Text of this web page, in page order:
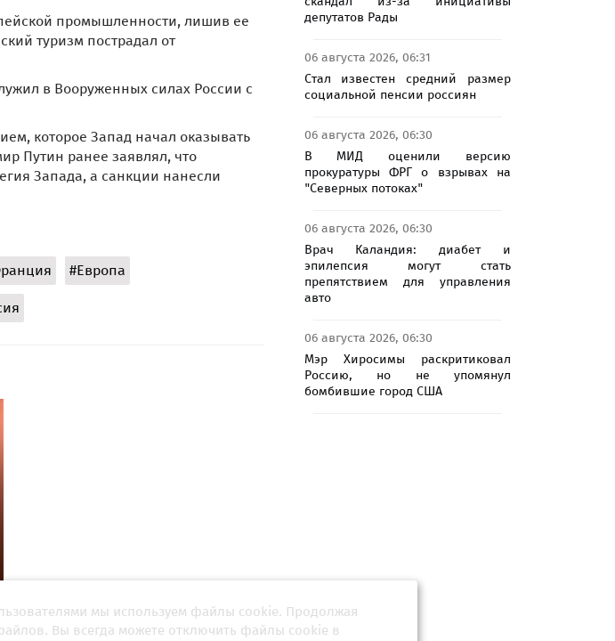
промышленности, лишив ее
туризм пострадал от
в Вооруженных силах России с
которое Запад начал оказывать
Путин ранее заявлял, что
Запада, а санкции нанесли
#Европа
ЕС впервые ввел санкции против
России за удары по Киеву. За
депутатов Рады
06 августа 2026, 06:31
Стал известен средний размер
социальной пенсии россиян
06 августа 2026, 06:30
В МИД оценили версию
прокуратуры ФРГ о взрывах на
"Северных потоках"
06 августа 2026, 06:30
Врач Каландия: диабет и
эпилепсия могут стать
препятствием для управления
авто
06 августа 2026, 06:30
Мэр Хиросимы раскритиковал
Россию, но не упомянул
бомбившие город США
мы используем файлы cookie. Продолжая
Вы всегда можете отключить файлы cookie в